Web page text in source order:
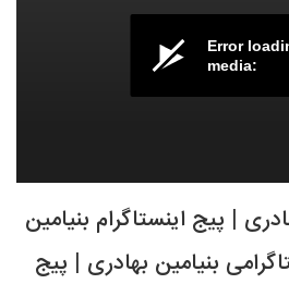
Error
media:
| پیج اینستاگرام بنیامین
بنیامین بهادری | پیج